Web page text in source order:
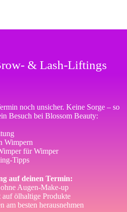
& Lash-Liftings
noch unsicher. Keine Sorge – so
Besuch bei Blossom Beauty:
Wimpern
für Wimper
Tipps
auf deinen Termin:
Augen-Make-up
auf ölhaltige Produkte
am besten herausnehmen